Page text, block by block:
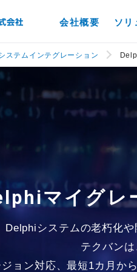
会社概要 ソリ
ステムインテグレーション
マイグレ
Delphiシステムの老朽化
テクバン
ョン対応、最短1カ月か